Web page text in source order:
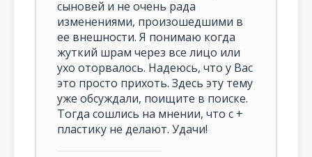
сыновей и не очень рада
изменениями, произошедшими в
ее внешности. Я понимаю когда
жуткий шрам через все лицо или
ухо оторвалось. Надеюсь, что у Вас
это просто прихоть. Здесь эту тему
уже обсуждали, поищите в поиске.
Тогда сошлись на мнении, что с +
пластику не делают. Удачи!